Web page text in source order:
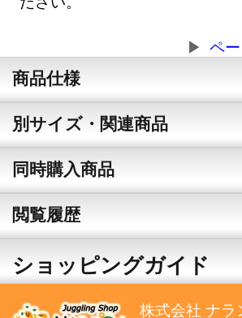
ペ
商品仕様
別サイズ・関連商品
同時購入商品
閲覧履歴
ショッピングガイド
株式会社 ナラ